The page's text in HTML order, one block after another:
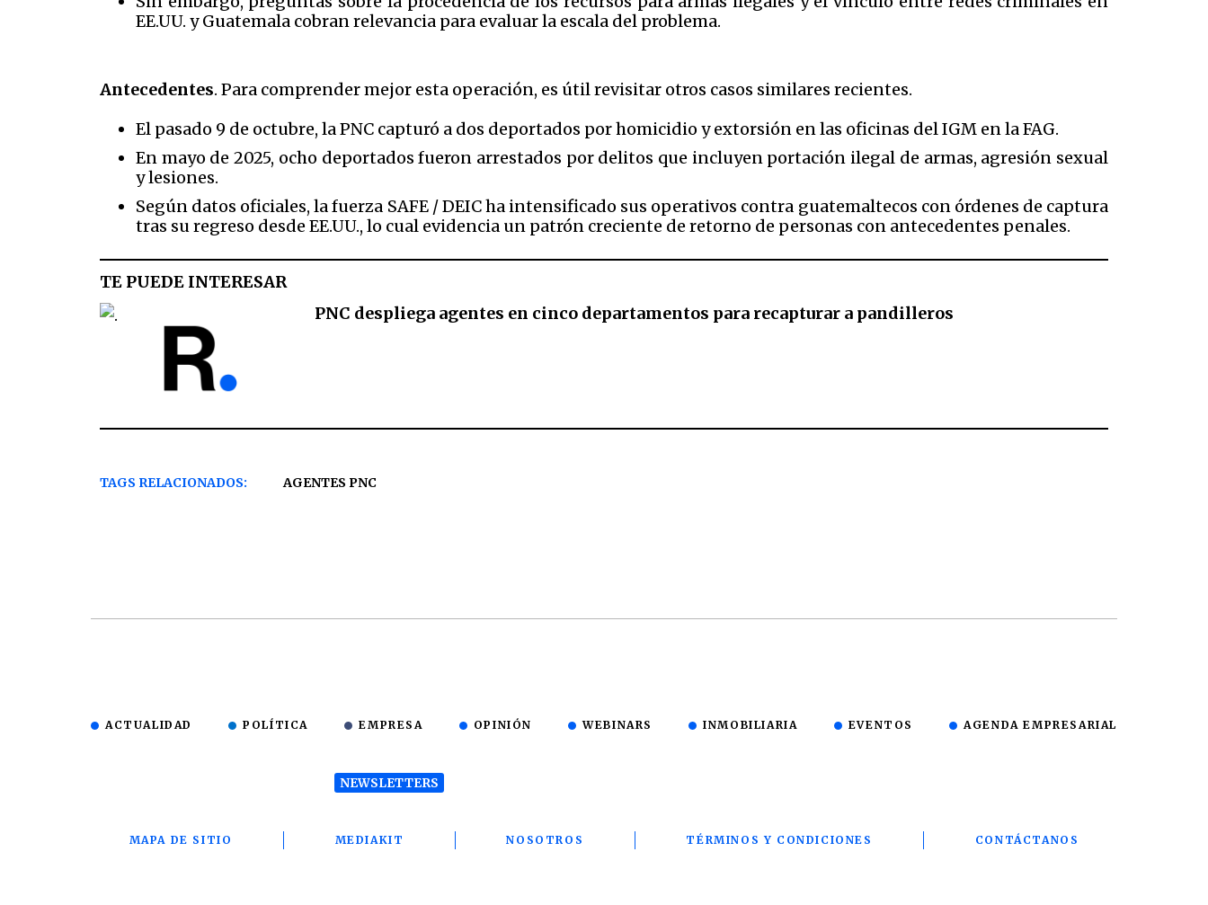
EE.UU. y Guatemala cobran relevancia para evaluar la escala del problema.
Antecedentes. Para comprender mejor esta operación, es útil revisitar otros casos similares recientes.
El pasado 9 de octubre, la PNC capturó a dos deportados por homicidio y extorsión en las oficinas del IGM en la FAG.
En mayo de 2025, ocho deportados fueron arrestados por delitos que incluyen portación ilegal de armas, agresión sexual
y lesiones.
Según datos oficiales, la fuerza SAFE / DEIC ha intensificado sus operativos contra guatemaltecos con órdenes de captura
tras su regreso desde EE.UU., lo cual evidencia un patrón creciente de retorno de personas con antecedentes penales.
TE PUEDE INTERESAR
PNC despliega agentes en cinco departamentos para recapturar a pandilleros
TAGS RELACIONADOS: AGENTES PNC
ACTUALIDAD POLÍTICA EMPRESA OPINIÓN WEBINARS INMOBILIARIA EVENTOS AGENDA EMPRESARIAL
NEWSLETTERS
MAPA DE SITIO MEDIAKIT NOSOTROS TÉRMINOS Y CONDICIONES CONTÁCTANOS